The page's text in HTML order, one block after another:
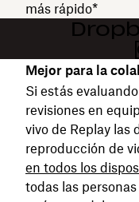
más rápido*
Mejor para la
Si estás
revisiones en
vivo de Replay las
reproducción de
en todos los
todas las